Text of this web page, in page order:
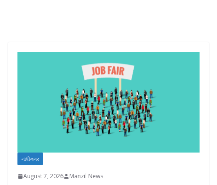
ગાંધીનગર
August 7, 2026 Manzil News